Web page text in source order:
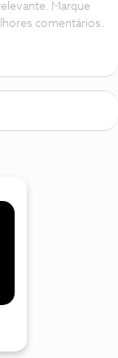
Marque
comentários.